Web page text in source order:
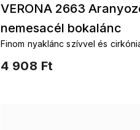
VERONA 2663
nemesacél bokalánc
4 908 Ft
Finom nyaklánc szívvel és